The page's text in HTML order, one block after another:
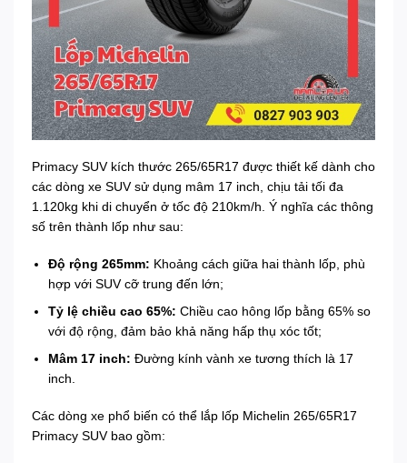
Primacy SUV kích thước 265/65R17 được thiết kế dành cho
các dòng xe SUV sử dụng mâm 17 inch, chịu tải tối đa
1.120kg khi di chuyển ở tốc độ 210km/h. Ý nghĩa các thông
số trên thành lốp như sau:
Độ rộng 265mm: Khoảng cách giữa hai thành lốp, phù
hợp với SUV cỡ trung đến lớn;
Tỷ lệ chiều cao 65%: Chiều cao hông lốp bằng 65% so
với độ rộng, đảm bảo khả năng hấp thụ xóc tốt;
Mâm 17 inch: Đường kính vành xe tương thích là 17
inch.
Các dòng xe phổ biến có thể lắp lốp Michelin 265/65R17
Primacy SUV bao gồm: